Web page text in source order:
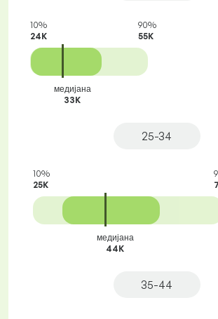
медијана
33K
10%
24K
90%
55K
25-34
медијана
44K
10%
25K
35-44